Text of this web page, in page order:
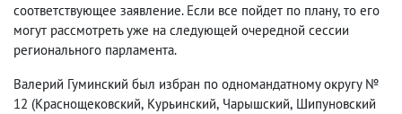
соответствующее заявление. Если все пойдет по плану, то его
могут рассмотреть уже на следующей очередной сессии
регионального парламента.
Валерий Гуминский был избран по одномандатному округу №
12 (Краснощековский, Курьинский, Чарышский, Шипуновский